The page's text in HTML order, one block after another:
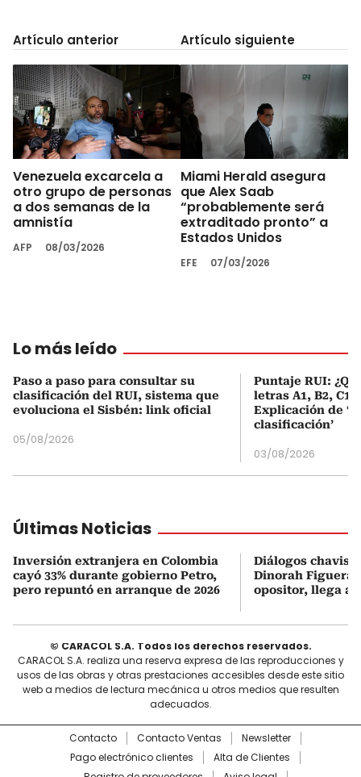
Artículo anterior
Venezuela excarcela a
otro grupo de personas
a dos semanas de la
amnistía
AFP 08/03/2026
Artículo siguiente
Miami Herald asegura
que Alex Saab
“probablemente será
extraditado pronto” a
Estados Unidos
EFE 07/03/2026
Lo más leído
Paso a paso para consultar su
clasificación del RUI, sistema que
evoluciona el Sisbén: link oficial
05/08/2026
Puntaje RUI:
letras A1, B2, C1
Explicación de
clasificación’
03/08/2026
Últimas Noticias
Inversión extranjera en Colombia
cayó 33% durante gobierno Petro,
pero repuntó en arranque de 2026
Diálogos
Dinorah
opositor, llega a
© CARACOL S.A. Todos los derechos reservados.
CARACOL S.A. realiza una reserva expresa de las reproducciones y
usos de las obras y otras prestaciones accesibles desde este sitio
web a medios de lectura mecánica u otros medios que resulten
adecuados.
Contacto Contacto Ventas
Newsletter
Pago electrónico clientes
Alta de Clientes